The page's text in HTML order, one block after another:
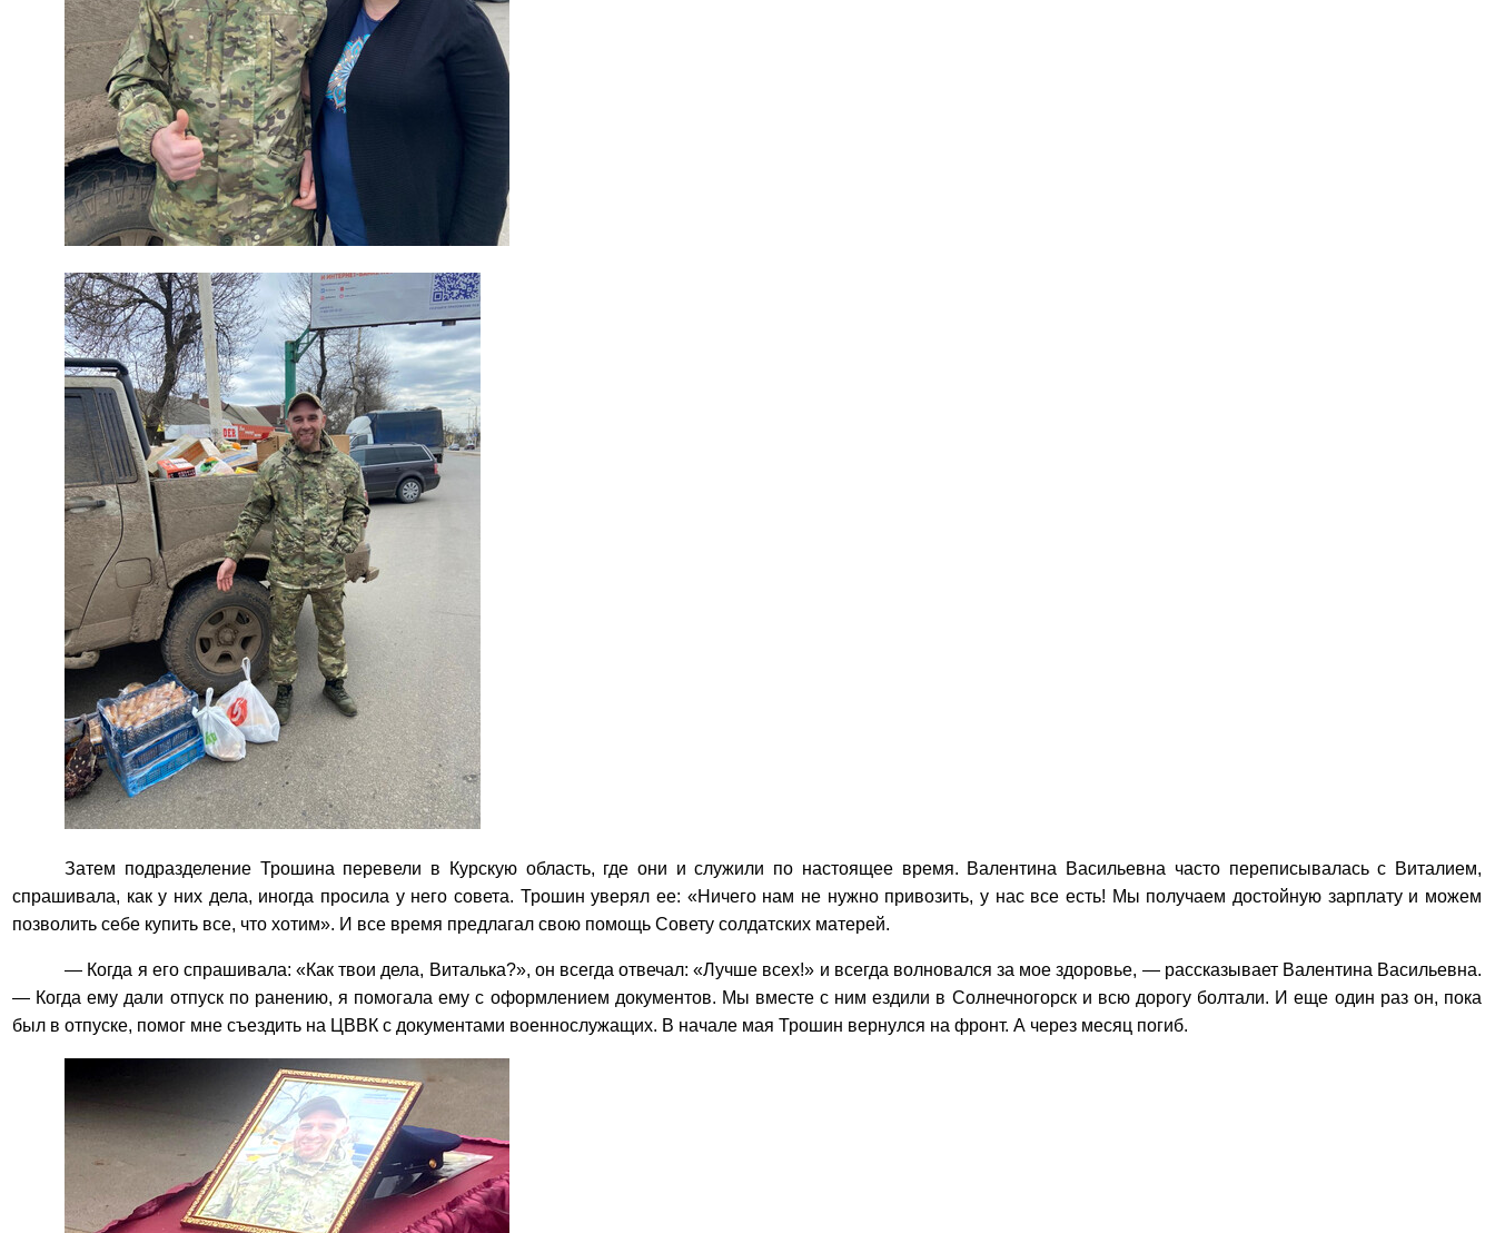
Затем подразделение Трошина перевели в Курскую область, где они и служили по настоящее время. Валентина Васильевна часто переписывалась с Виталием,
спрашивала, как у них дела, иногда просила у него совета. Трошин уверял ее: «Ничего нам не нужно привозить, у нас все есть! Мы получаем достойную зарплату и можем
позволить себе купить все, что хотим». И все время предлагал свою помощь Совету солдатских матерей.
— Когда я его спрашивала: «Как твои дела, Виталька?», он всегда отвечал: «Лучше всех!» и всегда волновался за мое здоровье, — рассказывает Валентина Васильевна.
— Когда ему дали отпуск по ранению, я помогала ему с оформлением документов. Мы вместе с ним ездили в Солнечногорск и всю дорогу болтали. И еще один раз он, пока
был в отпуске, помог мне съездить на ЦВВК с документами военнослужащих. В начале мая Трошин вернулся на фронт. А через месяц погиб.